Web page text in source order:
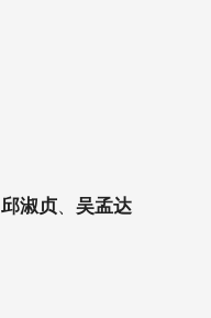
邱淑贞、 吴孟达